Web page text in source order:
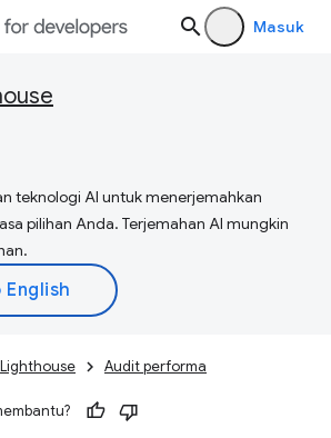
Masuk
teknologi AI untuk menerjemahkan
pilihan Anda. Terjemahan AI mungkin
Lighthouse Audit performa